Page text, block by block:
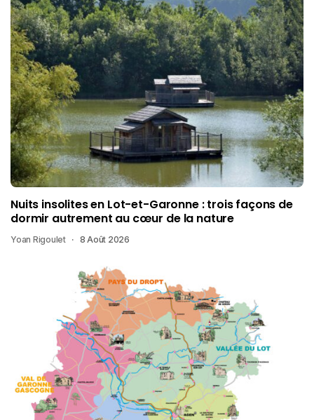
Nuits insolites en Lot-et-Garonne : trois façons de
dormir autrement au cœur de la nature
Yoan Rigoulet 8 Août 2026